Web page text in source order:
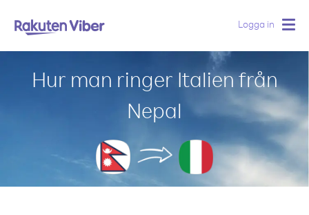
Logga in
Hur man ringer Italien från
Nepal